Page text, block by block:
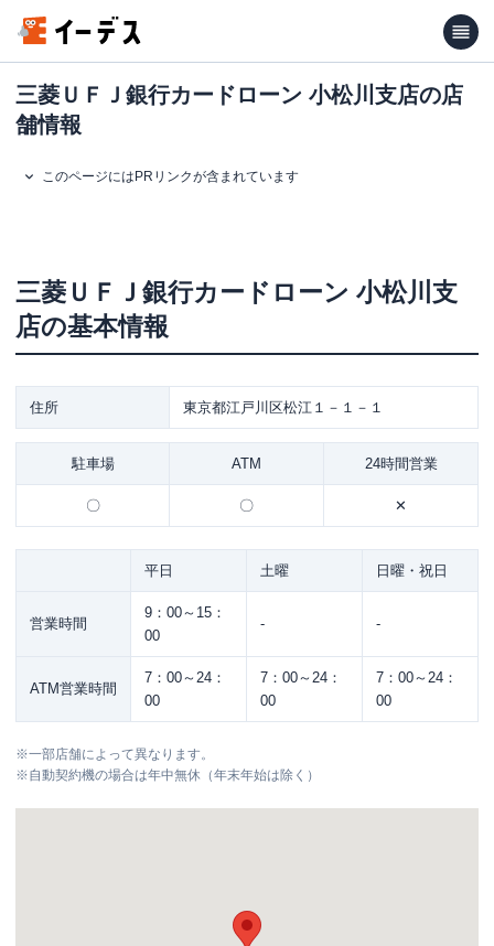
三菱ＵＦＪ銀行カードローン 小松川支店の店
舗情報
このページにはPRリンクが含まれています
三菱ＵＦＪ銀行カードローン 小松川支
店の基本情報
住所 東京都江戸川区松江１－１－１
駐車場 ATM 24時間営業
〇 〇 ✕
平日 土曜 日曜・祝日
営業時間
9：00～15：
00
- -
ATM営業時間
7：00～24：
00
7：00～24：
00
7：00～24：
00
※一部店舗によって異なります。
※自動契約機の場合は年中無休（年末年始は除く）